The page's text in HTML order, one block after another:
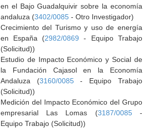
en el Bajo Guadalquivir sobre la economía
andaluza (3402/0085- Otro Investigador)
Crecimiento del Turismo y uso de energía
en España (2982/0869 - Equipo Trabajo
(Solicitud))
Estudio de Impacto Económico y Social de
la Fundación Cajasol en la Economía
Andaluza (3160/0085- Equipo Trabajo
(Solicitud))
Medición del Impacto Económico del Grupo
empresarial Las Lomas (3187/0085-
Equipo Trabajo (Solicitud))